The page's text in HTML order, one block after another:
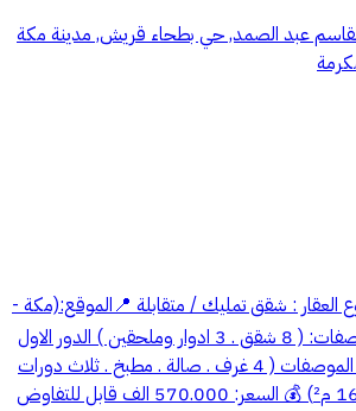
عبد الصمد, حي بطحاء قريش, مدينة مكة
) 🏠 نوع العقار : شقق تمليك / متقابلة 📍الموقع:(مكة -
بطحاء قريش ) ✨ المواصفات: ( 8 شقق . 3 ادوار وملحقين ) الدور الاول
: شقتين من اربع غرف . الموصفات ( 4 غرف . صالة . مطبخ . ثلاث دورات
مياه ) 📏 المساحة: ( 165 م²) 💰 السعر: 570.000 الف قابل للتفاوض